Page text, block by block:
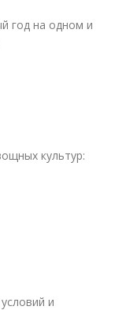
год на одном и
культур:
и